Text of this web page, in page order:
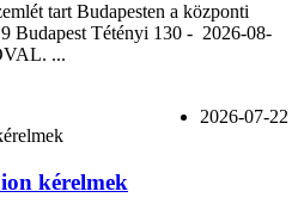
tart Budapesten a központi
Budapest Tétényi 130 - 2026-08-
...
2026-07-22
kérelmek